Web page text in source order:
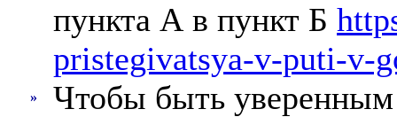
»
пункта А в пункт Б
pristegivatsya-v-puti-v-
Чтобы быть уверенным